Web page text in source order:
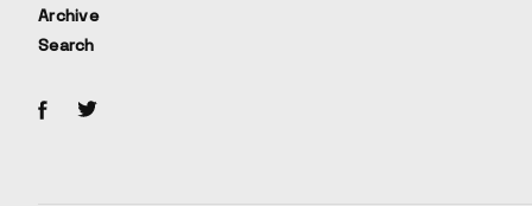
Archive
Search